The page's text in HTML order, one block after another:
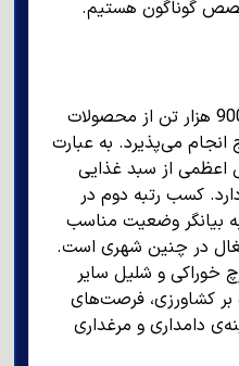
گوناگون هستیم.
تولید بیش از یک میلیون و 900 هزار تن از محصولات
می‌پذیرد. به عبارت
اعظمی از سبد غذایی
کسب رتبه دوم در
بیانگر وضعیت مناسب
در چنین شهری است.
خوراکی و شلیل سایر
کشاورزی، فرصت‌های
دامداری و مرغداری